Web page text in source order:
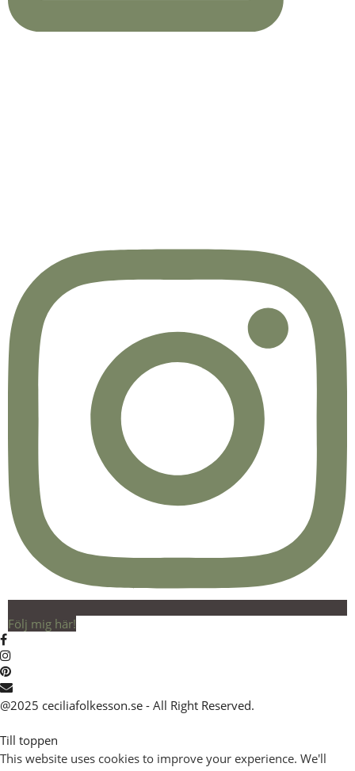
Följ mig här!
@2025 ceciliafolkesson.se - All Right Reserved.
Till toppen
This website uses cookies to improve your experience. We'll